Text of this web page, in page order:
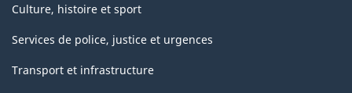
Culture, histoire et sport
Services de police, justice et urgences
Transport et infrastructure